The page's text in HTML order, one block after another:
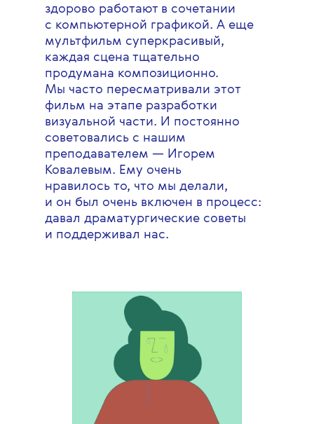
здорово работают в сочетании
с компьютерной графикой. А еще
мультфильм суперкрасивый,
каждая сцена тщательно
продумана композиционно.
Мы часто пересматривали этот
фильм на этапе разработки
визуальной части. И постоянно
советовались с нашим
преподавателем — Игорем
Ковалевым. Ему очень
нравилось то, что мы делали,
и он был очень включен в процесс:
давал драматургические советы
и поддерживал нас.